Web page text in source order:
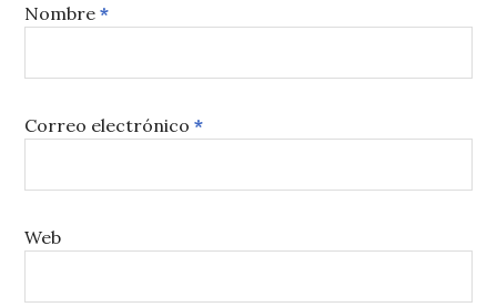
Nombre*
Correo electrónico*
Web